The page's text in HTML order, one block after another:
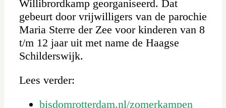
Willibrordkamp georganiseerd. Dat
gebeurt door vrijwilligers van de parochie
Maria Sterre der Zee voor kinderen van 8
t/m 12 jaar uit met name de Haagse
Schilderswijk.
Lees verder:
bisdomrotterdam.nl/zomerkampen